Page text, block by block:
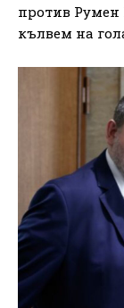
против Румен
кълвем на